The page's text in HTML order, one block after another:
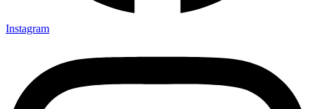
Instagram